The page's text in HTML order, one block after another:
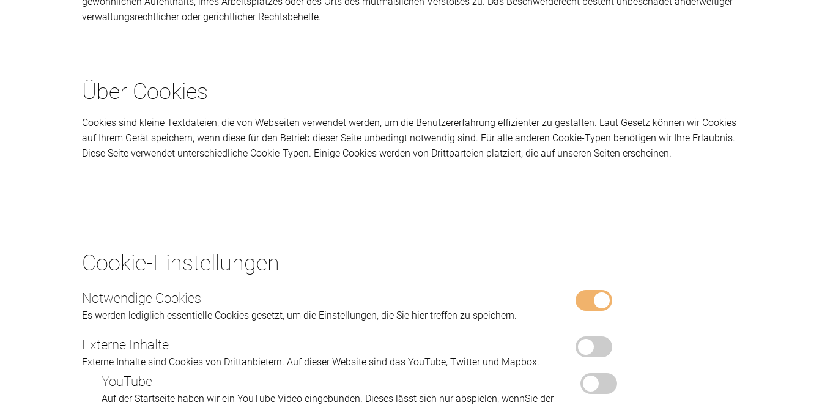
verwaltungsrechtlicher oder gerichtlicher Rechtsbehelfe.
Über Cookies
Cookies sind kleine Textdateien, die von Webseiten verwendet werden, um die Benutzererfahrung effizienter zu gestalten. Laut Gesetz können wir Cookies
auf Ihrem Gerät speichern, wenn diese für den Betrieb dieser Seite unbedingt notwendig sind. Für alle anderen Cookie-Typen benötigen wir Ihre Erlaubnis.
Diese Seite verwendet unterschiedliche Cookie-Typen. Einige Cookies werden von Drittparteien platziert, die auf unseren Seiten erscheinen.
Cookie-Einstellungen
Notwendige Cookies
Es werden lediglich essentielle Cookies gesetzt, um die Einstellungen, die Sie hier treffen zu speichern.
Externe Inhalte
Externe Inhalte sind Cookies von Drittanbietern. Auf dieser Website sind das YouTube, Twitter und Mapbox.
YouTube
Auf der Startseite haben wir ein YouTube Video eingebunden. Dieses lässt sich nur abspielen, wennSie der